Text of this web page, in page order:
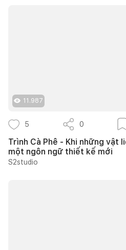
11.987
5 0
Trình Cà Phê - Khi những vật
một ngôn ngữ thiết kế mới
S2studio